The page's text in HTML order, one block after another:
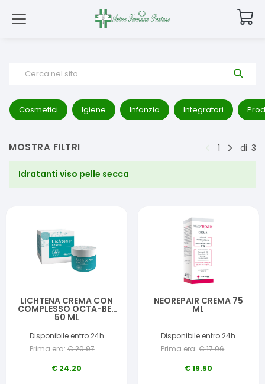
Cerca nel sito
Cosmetici Igiene Infanzia Integratori
MOSTRA FILTRI 1 di 3
Idratanti viso pelle secca
LICHTENA CREMA CON
COMPLESSO OCTA-BEE
50 ML
Disponibile entro 24h
Prima era: €20.97
€ 24.20
NEOREPAIR CREMA 75
ML
Disponibile entro 24h
Prima era: €17.06
€19.50